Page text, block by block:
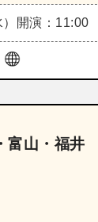
開演：11:00
富山・福